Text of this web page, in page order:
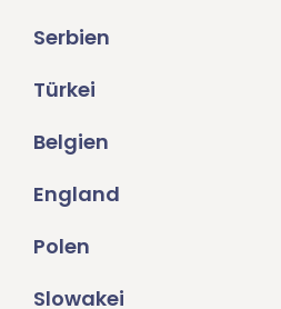
Serbien
Türkei
Belgien
England
Polen
Slowakei